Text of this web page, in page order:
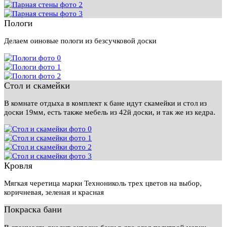
Пологи
Делаем оиновые пологи из безсучковой доски
Стол и скамейки
В комнате отдыха в комплект к бане идут скамейки и стол из
доски 19мм, есть также мебель из 42й доски, и так же из кедра.
Кровля
Мягкая черетица марки Технониколь трех цветов на выбор,
коричневая, зеленая и красная
Покраска бани